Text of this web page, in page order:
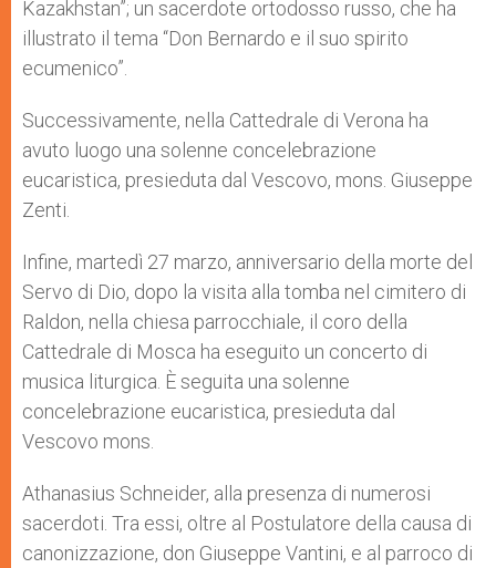
Kazakhstan”; un sacerdote ortodosso russo, che ha
illustrato il tema “Don Bernardo e il suo spirito
ecumenico”.
Successivamente, nella Cattedrale di Verona ha
avuto luogo una solenne concelebrazione
eucaristica, presieduta dal Vescovo, mons. Giuseppe
Zenti.
Infine, martedì 27 marzo, anniversario della morte del
Servo di Dio, dopo la visita alla tomba nel cimitero di
Raldon, nella chiesa parrocchiale, il coro della
Cattedrale di Mosca ha eseguito un concerto di
musica liturgica. È seguita una solenne
concelebrazione eucaristica, presieduta dal
Vescovo mons.
Athanasius Schneider, alla presenza di numerosi
sacerdoti. Tra essi, oltre al Postulatore della causa di
canonizzazione, don Giuseppe Vantini, e al parroco di